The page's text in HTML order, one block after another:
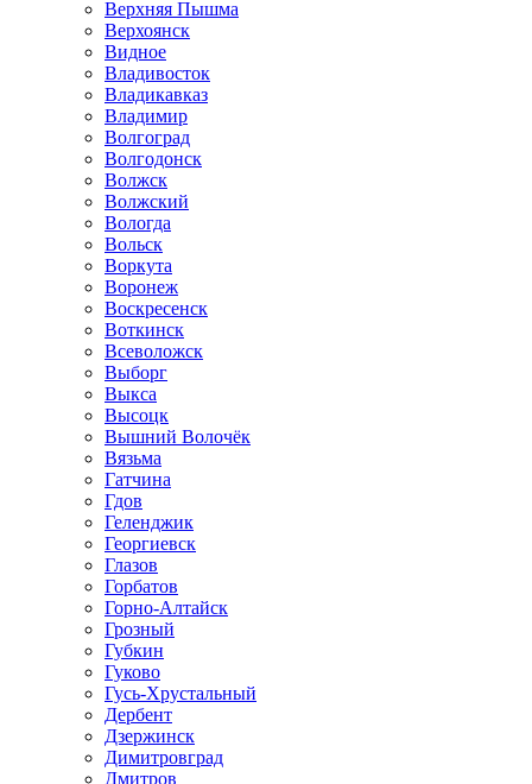
Верхняя Пышма
Верхоянск
Видное
Владивосток
Владикавказ
Владимир
Волгоград
Волгодонск
Волжск
Волжский
Вологда
Вольск
Воркута
Воронеж
Воскресенск
Воткинск
Всеволожск
Выборг
Выкса
Высоцк
Вышний Волочёк
Вязьма
Гатчина
Гдов
Геленджик
Георгиевск
Глазов
Горбатов
Горно-Алтайск
Грозный
Губкин
Гуково
Гусь-Хрустальный
Дербент
Дзержинск
Димитровград
Дмитров